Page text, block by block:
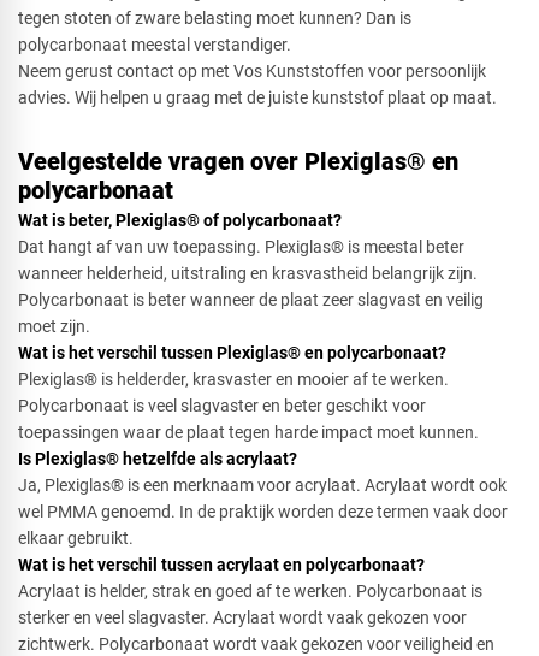
tegen stoten of zware belasting moet kunnen? Dan is
polycarbonaat meestal verstandiger.
Neem gerust contact op met Vos Kunststoffen voor persoonlijk
advies. Wij helpen u graag met de juiste kunststof plaat op maat.
Veelgestelde vragen over Plexiglas® en
polycarbonaat
Wat is beter, Plexiglas® of polycarbonaat?
Dat hangt af van uw toepassing. Plexiglas® is meestal beter
wanneer helderheid, uitstraling en krasvastheid belangrijk zijn.
Polycarbonaat is beter wanneer de plaat zeer slagvast en veilig
moet zijn.
Wat is het verschil tussen Plexiglas® en polycarbonaat?
Plexiglas® is helderder, krasvaster en mooier af te werken.
Polycarbonaat is veel slagvaster en beter geschikt voor
toepassingen waar de plaat tegen harde impact moet kunnen.
Is Plexiglas® hetzelfde als acrylaat?
Ja, Plexiglas® is een merknaam voor acrylaat. Acrylaat wordt ook
wel PMMA genoemd. In de praktijk worden deze termen vaak door
elkaar gebruikt.
Wat is het verschil tussen acrylaat en polycarbonaat?
Acrylaat is helder, strak en goed af te werken. Polycarbonaat is
sterker en veel slagvaster. Acrylaat wordt vaak gekozen voor
zichtwerk. Polycarbonaat wordt vaak gekozen voor veiligheid en